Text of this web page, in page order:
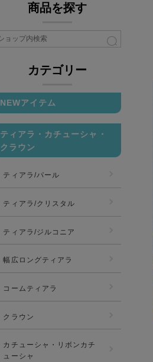
商品を探す
カテゴリー
NEWアイテム
ティアラ・カチューシャ・
クラウン
ティアラ/パール
ティアラ/クリスタル
ティアラ/ジルコニア
幅広ロングティアラ
コームティアラ
クラウン
カチューシャ・リボンカチ
ューシャ